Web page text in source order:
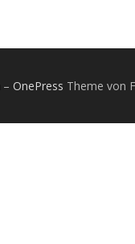
– OnePress Theme von